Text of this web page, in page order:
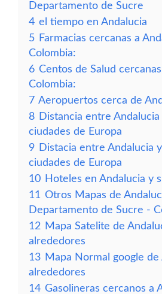
Departamento de Sucre
4 el tiempo en Andalucia
5 Farmacias cercanas a
Colombia:
6 Centos de Salud
Colombia:
7 Aeropuertos cerca de
8 Distancia entre
ciudades de Europa
9 Distacia entre Andalucia
ciudades de Europa
10 Hoteles en Andalucia y
11 Otros Mapas de
Departamento de Sucre -
12 Mapa Satelite de
alrededores
13 Mapa Normal google de
alrededores
14 Gasolineras cercanos a